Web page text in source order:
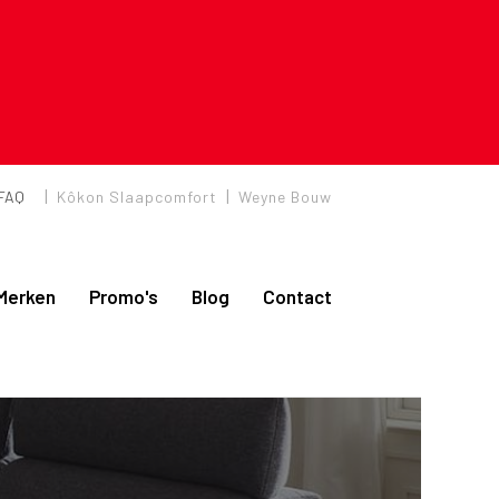
| Kôkon Slaapcomfort | Weyne Bouw
Promo's Blog Contact